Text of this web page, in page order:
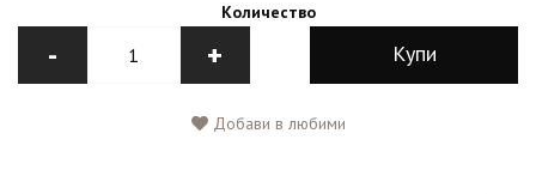
Количество
- + Купи
Добави в любими